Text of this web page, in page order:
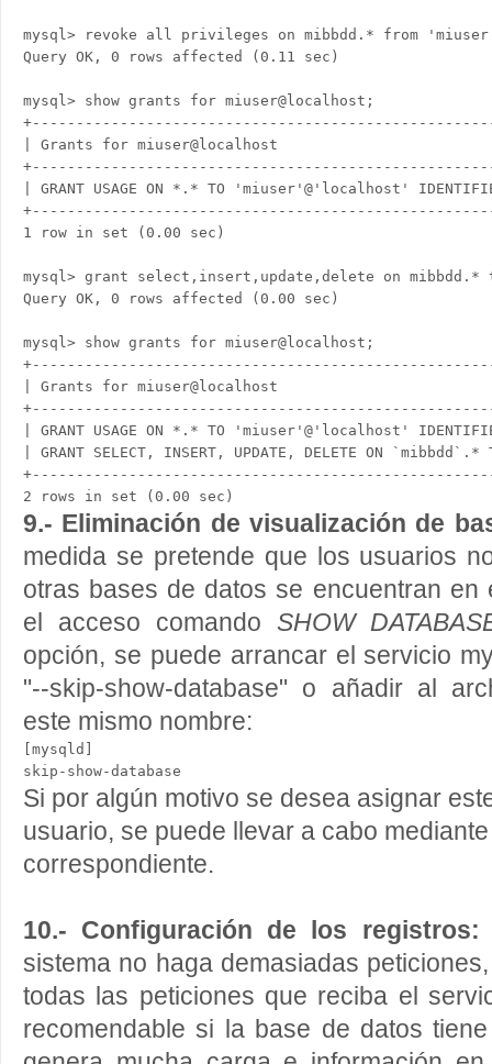
mysql> revoke all privileges on mibbdd.* from
Query OK, 0 rows affected (0.11 sec)
mysql> show grants for miuser@localhost;
| Grants for miuser@localhost
| GRANT USAGE ON *.* TO 'miuser'@'localhost'
1 row in set (0.00 sec)
mysql> grant select,insert,update,delete on
Query OK, 0 rows affected (0.00 sec)
mysql> show grants for miuser@localhost;
| Grants for miuser@localhost
| GRANT USAGE ON *.* TO 'miuser'@'localhost'
| GRANT SELECT, INSERT, UPDATE, DELETE ON
9.- Eliminación de visualización de
medida se pretende que los usuarios
otras bases de datos se encuentran en
el acceso comando SHOW
opción, se puede arrancar el servicio
"--skip-show-database" o añadir al
este mismo nombre:
[mysqld]
Si por algún motivo se desea asignar
usuario, se puede llevar a cabo
correspondiente.
10.- Configuración de los
sistema no haga demasiadas
todas las peticiones que reciba el
recomendable si la base de datos